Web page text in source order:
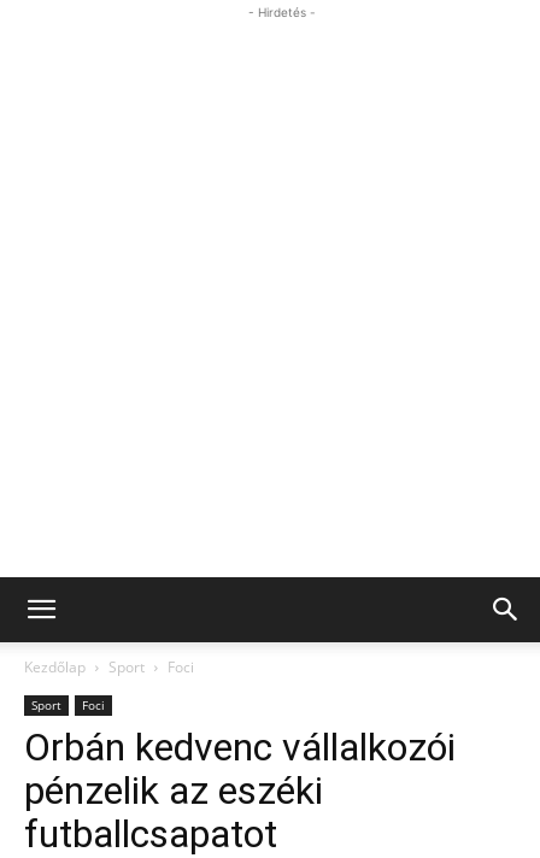
- Hirdetés -
Kezdőlap Sport Foci
Sport Foci
Orbán kedvenc vállalkozói
pénzelik az eszéki
futballcsapatot